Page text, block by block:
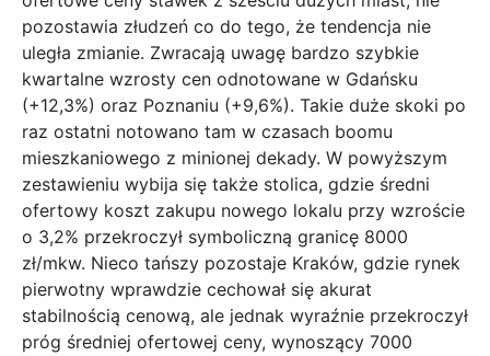
pozostawia złudzeń co do tego, że tendencja nie
uległa zmianie. Zwracają uwagę bardzo szybkie
kwartalne wzrosty cen odnotowane w Gdańsku
(+12,3%) oraz Poznaniu (+9,6%). Takie duże skoki po
raz ostatni notowano tam w czasach boomu
mieszkaniowego z minionej dekady. W powyższym
zestawieniu wybija się także stolica, gdzie średni
ofertowy koszt zakupu nowego lokalu przy wzroście
o 3,2% przekroczył symboliczną granicę 8000
zł/mkw. Nieco tańszy pozostaje Kraków, gdzie rynek
pierwotny wprawdzie cechował się akurat
stabilnością cenową, ale jednak wyraźnie przekroczył
próg średniej ofertowej ceny, wynoszący 7000